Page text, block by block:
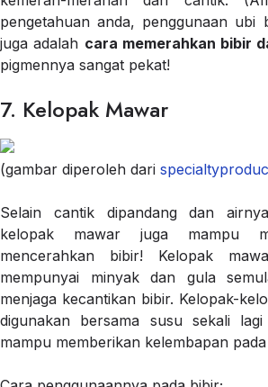
pengetahuan anda, penggunaan ubi
juga adalah cara memerahkan bibir
pigmennya sangat pekat!
7. Kelopak Mawar
(gambar diperoleh dari
Selain cantik dipandang dan
kelopak mawar juga mampu
mencerahkan bibir! Kelopak
mempunyai minyak dan gula
menjaga kecantikan bibir. Kelopak-
digunakan bersama susu sekali
mampu memberikan kelembapan